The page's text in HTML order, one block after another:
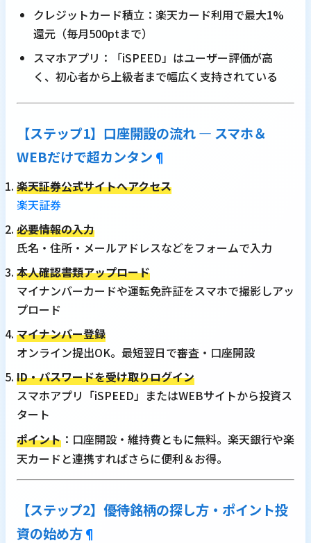
クレジットカード積立：楽天カード利用で最大1%
還元（毎月500ptまで）
スマホアプリ：「iSPEED」はユーザー評価が高
く、初心者から上級者まで幅広く支持されている
【ステップ1】口座開設の流れ ― スマホ＆
WEBだけで超カンタン ¶
楽天証券公式サイトへアクセス
楽天証券
必要情報の入力
氏名・住所・メールアドレスなどをフォームで入力
本人確認書類アップロード
マイナンバーカードや運転免許証をスマホで撮影しアッ
プロード
マイナンバー登録
オンライン提出OK。最短翌日で審査・口座開設
ID・パスワードを受け取りログイン
スマホアプリ「iSPEED」またはWEBサイトから投資ス
タート
ポイント ：口座開設・維持費ともに無料。楽天銀行や楽
天カードと連携すればさらに便利＆お得。
【ステップ2】優待銘柄の探し方・ポイント投
資の始め方¶